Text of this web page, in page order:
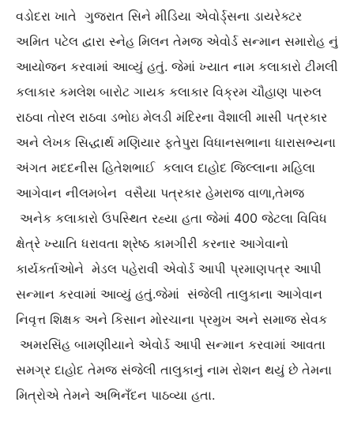
વડોદરા ખાતે ગુજરાત સિને મીડિયા એવોર્ડ્સના ડાયરેક્ટર
અમિત પટેલ દ્વારા સ્નેહ મિલન તેમજ એવોર્ડ સન્માન સમારોહ નું
આયોજન કરવામાં આવ્યું હતું. જેમાં ખ્યાત નામ કલાકારો ટીમલી
કલાકાર કમલેશ બારોટ ગાયક કલાકાર વિક્રમ ચૌહાણ પારુલ
રાઠવા તોરલ રાઠવા ડભોઇ મેલડી મંદિરના વૈશાલી માસી પત્રકાર
અને લેખક સિદ્ધાર્થ મણિયાર ફતેપુરા વિધાનસભાના ધારાસભ્યના
અંગત મદદનીસ હિતેશભાઈ કલાલ દાહોદ જિલ્લાના મહિલા
આગેવાન નીલમબેન વસૈયા પત્રકાર હેમરાજ વાળા,તેમજ
અનેક કલાકારો ઉપસ્થિત રહ્યા હતા જેમાં 400 જેટલા વિવિધ
ક્ષેત્રે ખ્યાતિ ધરાવતા શ્રેષ્ઠ કામગીરી કરનાર આગેવાનો
કાર્યકર્તાઓને મેડલ પહેરાવી એવોર્ડ આપી પ્રમાણપત્ર આપી
સન્માન કરવામાં આવ્યું હતું.જેમાં સંજેલી તાલુકાના આગેવાન
નિવૃત્ત શિક્ષક અને કિસાન મોરચાના પ્રમુખ અને સમાજ સેવક
અમરસિંહ બામણીયાને એવોર્ડ આપી સન્માન કરવામાં આવતા
સમગ્ર દાહોદ તેમજ સંજેલી તાલુકાનું નામ રોશન થયું છે તેમના
મિત્રોએ તેમને અભિનઁદન પાઠવ્યા હતા.